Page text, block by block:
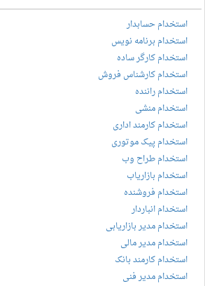
استخدام حسابدار
استخدام برنامه نویس
استخدام کارگر ساده
استخدام کارشناس فروش
استخدام راننده
استخدام منشی
استخدام کارمند اداری
استخدام پیک موتوری
استخدام طراح وب
استخدام بازاریاب
استخدام فروشنده
استخدام انباردار
استخدام مدیر بازاریابی
استخدام مدیر مالی
استخدام کارمند بانک
استخدام مدیر فنی